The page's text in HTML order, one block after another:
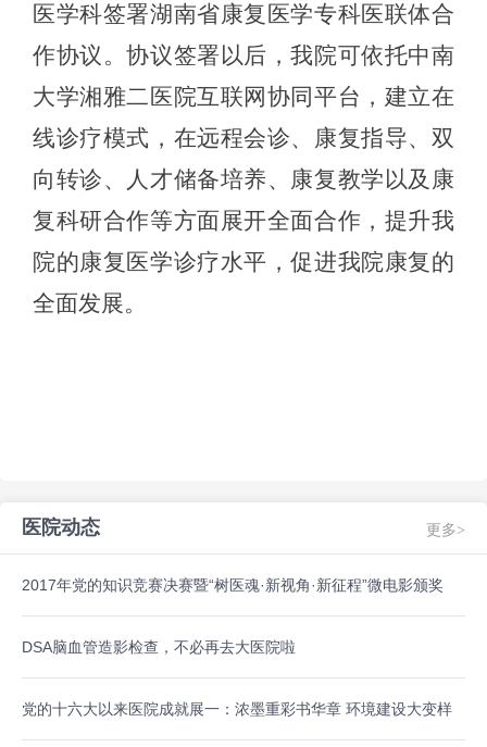
医学科签署湖南省康复医学专科医联体合
作协议。协议签署以后，我院可依托中南
大学湘雅二医院互联网协同平台，建立在
线诊疗模式，在远程会诊、康复指导、双
向转诊、人才储备培养、康复教学以及康
复科研合作等方面展开全面合作，提升我
院的康复医学诊疗水平，促进我院康复的
全面发展。
医院动态 更多>
2017年党的知识竞赛决赛暨“树医魂·新视角·新征程”微电影颁奖
DSA脑血管造影检查，不必再去大医院啦
党的十六大以来医院成就展一：浓墨重彩书华章 环境建设大变样